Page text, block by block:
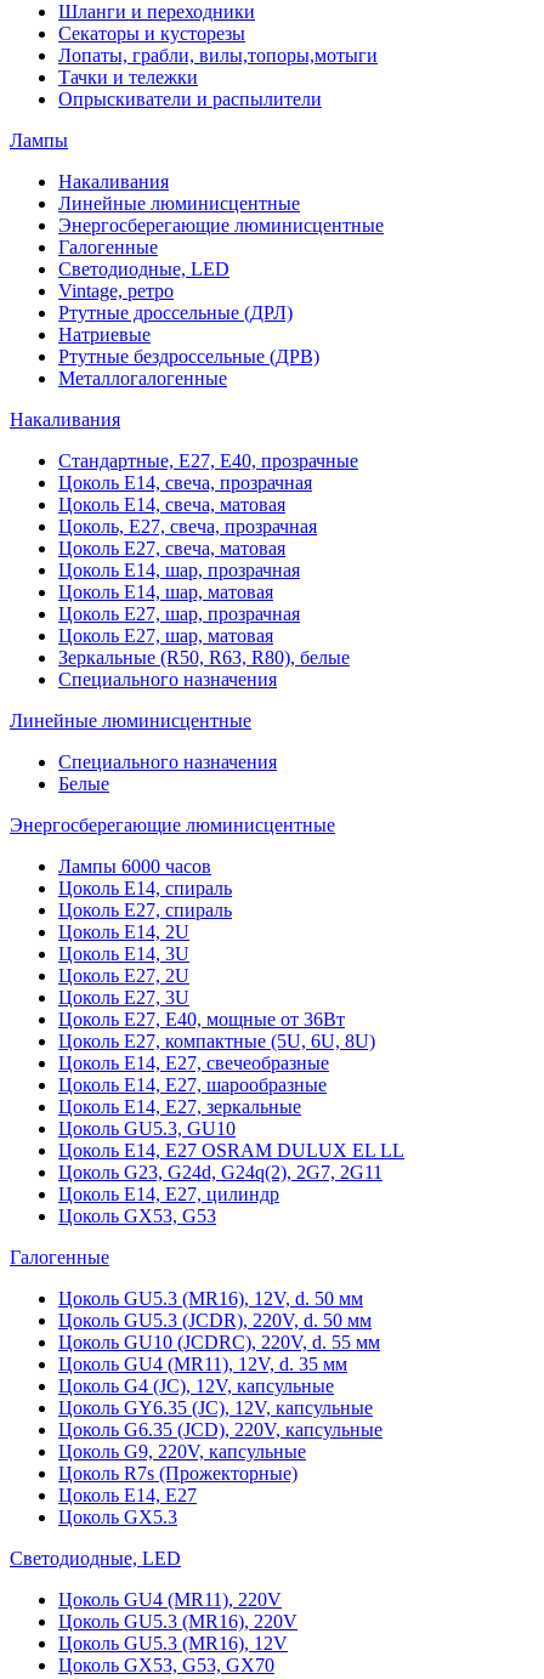
Шланги и переходники
Секаторы и кусторезы
Лопаты, грабли, вилы,топоры,мотыги
Тачки и тележки
Опрыскиватели и распылители
Лампы
Накаливания
Линейные люминисцентные
Энергосберегающие люминисцентные
Галогенные
Светодиодные, LED
Vintage, ретро
Ртутные дроссельные (ДРЛ)
Натриевые
Ртутные бездроссельные (ДРВ)
Металлогалогенные
Накаливания
Стандартные, Е27, Е40, прозрачные
Цоколь Е14, свеча, прозрачная
Цоколь Е14, свеча, матовая
Цоколь, Е27, свеча, прозрачная
Цоколь Е27, свеча, матовая
Цоколь Е14, шар, прозрачная
Цоколь Е14, шар, матовая
Цоколь Е27, шар, прозрачная
Цоколь Е27, шар, матовая
Зеркальные (R50, R63, R80), белые
Специального назначения
Линейные люминисцентные
Специального назначения
Белые
Энергосберегающие люминисцентные
Лампы 6000 часов
Цоколь Е14, спираль
Цоколь Е27, спираль
Цоколь Е14, 2U
Цоколь Е14, 3U
Цоколь Е27, 2U
Цоколь Е27, 3U
Цоколь Е27, Е40, мощные от 36Вт
Цоколь Е27, компактные (5U, 6U, 8U)
Цоколь Е14, Е27, свечеобразные
Цоколь Е14, Е27, шарообразные
Цоколь Е14, Е27, зеркальные
Цоколь GU5.3, GU10
Цоколь Е14, Е27 OSRAM DULUX EL LL
Цоколь G23, G24d, G24q(2), 2G7, 2G11
Цоколь Е14, Е27, цилиндр
Цоколь GX53, G53
Галогенные
Цоколь GU5.3 (MR16), 12V, d. 50 мм
Цоколь GU5.3 (JCDR), 220V, d. 50 мм
Цоколь GU10 (JCDRC), 220V, d. 55 мм
Цоколь GU4 (MR11), 12V, d. 35 мм
Цоколь G4 (JC), 12V, капсульные
Цоколь GY6.35 (JC), 12V, капсульные
Цоколь G6.35 (JCD), 220V, капсульные
Цоколь G9, 220V, капсульные
Цоколь R7s (Прожекторные)
Цоколь E14, E27
Цоколь GX5.3
Светодиодные, LED
Цоколь GU4 (MR11), 220V
Цоколь GU5.3 (MR16), 220V
Цоколь GU5.3 (MR16), 12V
Цоколь GX53, G53, GX70